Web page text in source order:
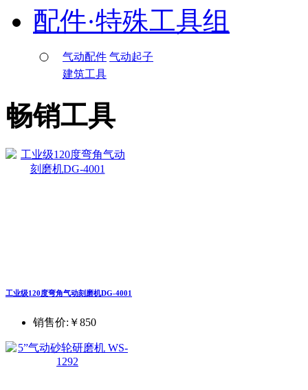
配件·特殊工具组
气动配件 气动起子
建筑工具
畅销工具
工业级120度弯角气动刻磨机DG-4001
销售价: ￥850